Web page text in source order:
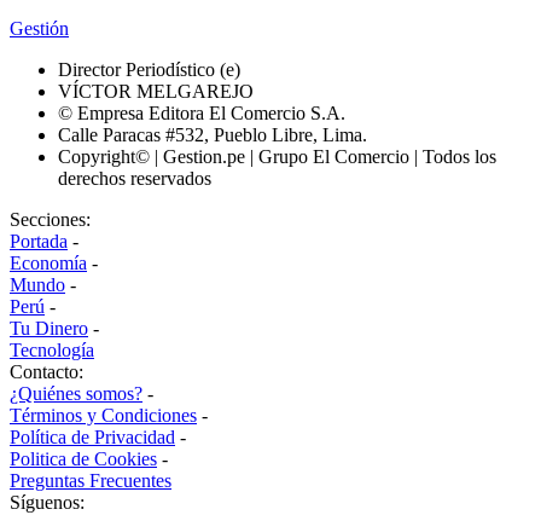
Gestión
Director Periodístico (e)
VÍCTOR MELGAREJO
© Empresa Editora El Comercio S.A.
Calle Paracas #532, Pueblo Libre, Lima.
Copyright© | Gestion.pe | Grupo El Comercio | Todos los
derechos reservados
Secciones:
Portada -
Economía -
Mundo -
Perú -
Tu Dinero -
Tecnología
Contacto:
¿Quiénes somos? -
Términos y Condiciones -
Política de Privacidad -
Politica de Cookies -
Preguntas Frecuentes
Síguenos: